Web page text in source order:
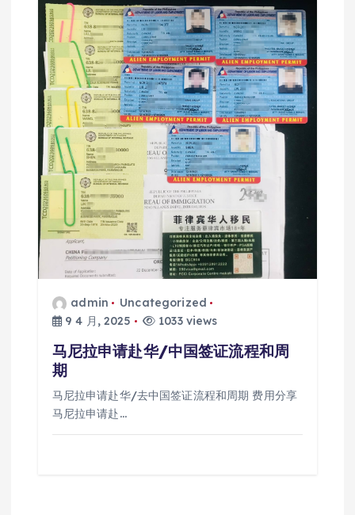
admin
Uncategorized
9 4 月, 2025
1033 views
马尼拉申请赴华/中国签证流程和周
期
马尼拉申请赴华/去中国签证流程和周期 费用分享
马尼拉申请赴…